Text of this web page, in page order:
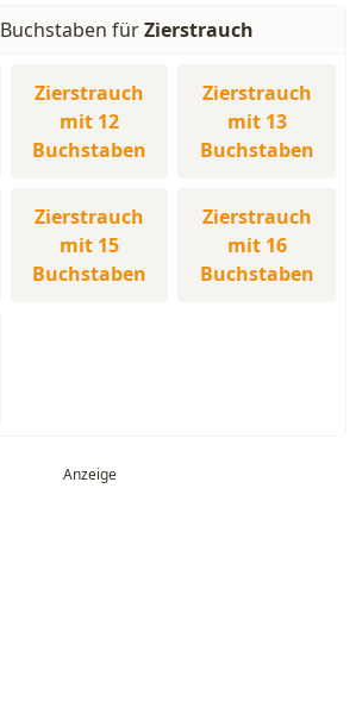
fürZierstrauch
Zierstrauch
mit 12
Buchstaben
Zierstrauch
mit 13
Buchstaben
Zierstrauch
mit 15
Buchstaben
Zierstrauch
mit 16
Buchstaben